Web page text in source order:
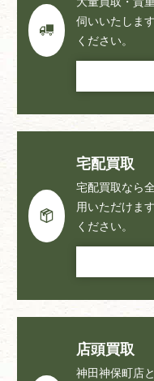
伺いいたしま
ください。
宅配買取
宅配買取なら
用いただけま
ください。
店頭買取
神田神保町店